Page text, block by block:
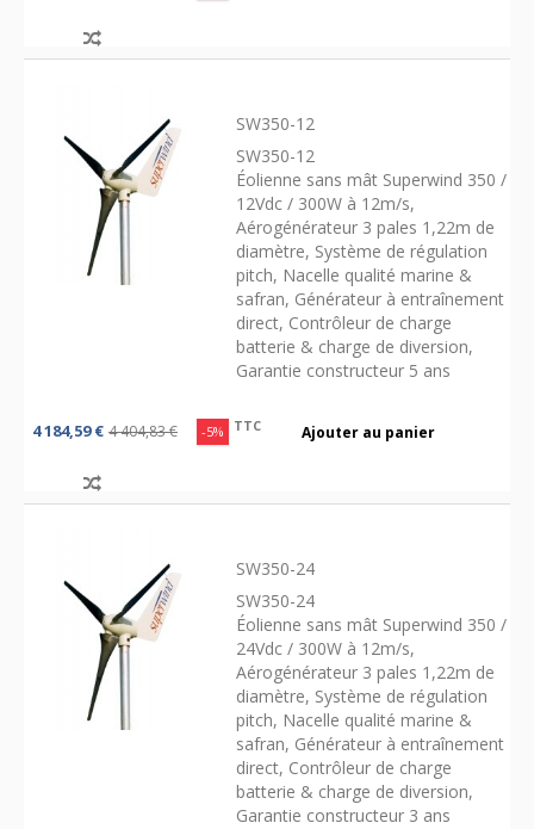
SW350-12
SW350-12
Éolienne sans mât Superwind 350 /
12Vdc / 300W à 12m/s,
Aérogénérateur 3 pales 1,22m de
diamètre, Système de régulation
pitch, Nacelle qualité marine &
safran, Générateur à entraînement
direct, Contrôleur de charge
batterie & charge de diversion,
Garantie constructeur 5 ans
4 184,59 € 4 404,83 € -5% TTC Ajouter au panier
SW350-24
SW350-24
Éolienne sans mât Superwind 350 /
24Vdc / 300W à 12m/s,
Aérogénérateur 3 pales 1,22m de
diamètre, Système de régulation
pitch, Nacelle qualité marine &
safran, Générateur à entraînement
direct, Contrôleur de charge
batterie & charge de diversion,
Garantie constructeur 3 ans